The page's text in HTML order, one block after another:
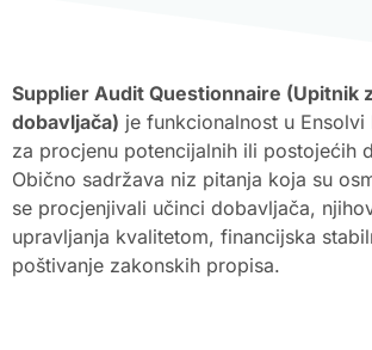
KONTAKT
HR
EN
Supplier Audit Questionnaire (Upitnik
dobavljača) je funkcionalnost u
za procjenu potencijalnih ili postojećih
Obično sadržava niz pitanja koja su
se procjenjivali učinci dobavljača,
upravljanja kvalitetom, financijska
poštivanje zakonskih propisa.